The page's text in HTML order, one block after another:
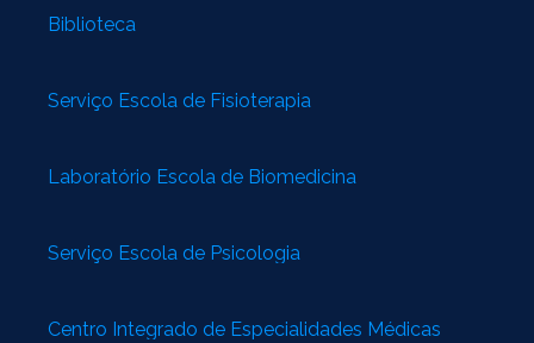
Biblioteca
Serviço Escola de Fisioterapia
Laboratório Escola de Biomedicina
Serviço Escola de Psicologia
Centro Integrado de Especialidades Médicas